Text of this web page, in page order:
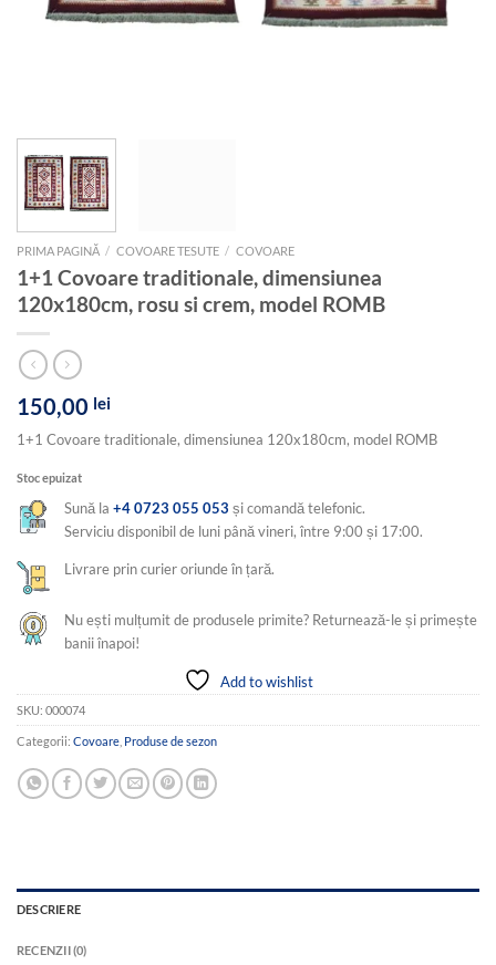
PRIMA PAGINĂ / COVOARE TESUTE / COVOARE
1+1 Covoare traditionale, dimensiunea
120x180cm, rosu si crem, model ROMB
150,00 lei
1+1 Covoare traditionale, dimensiunea 120x180cm, model ROMB
Stoc epuizat
Sună la+4 0723 055 053 și comandă telefonic.
Serviciu disponibil de luni până vineri, între 9:00 și 17:00.
Livrare prin curier oriunde în țară.
Nu ești mulțumit de produsele primite? Returnează-le și primește
banii înapoi!
Add to wishlist
SKU: 000074
Categorii: Covoare Produse de sezon
DESCRIERE
RECENZII (0)